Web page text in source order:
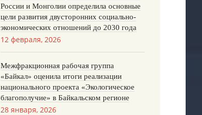
России и Монголии определила основные
цели развития двусторонних социально-
экономических отношений до 2030 года
12 февраля, 2026
Межфракционная рабочая группа
«Байкал» оценила итоги реализации
национального проекта «Экологическое
благополучие» в Байкальском регионе
28 января, 2026